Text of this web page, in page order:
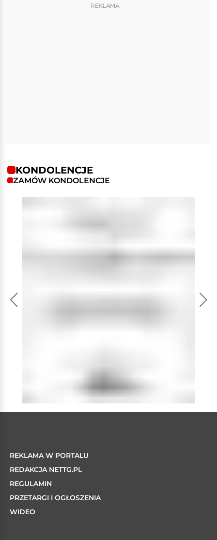
REKLAMA
KONDOLENCJE
ZAMÓW KONDOLENCJE
REKLAMA W PORTALU
REDAKCJA NETTG.PL
REGULAMIN
PRZETARGI I OGŁOSZENIA
WIDEO